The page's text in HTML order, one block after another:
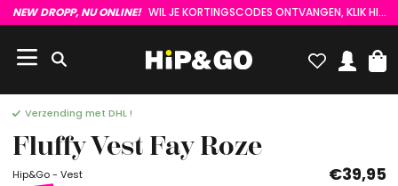
NEW DROPP, NU ONLINE! WIL JE KORTINGSCODES ONTVANGEN, KLIK HIER :)
Verzending met DHL !
Fluffy Vest Fay Roze
Hip&Go - Vest €39,95